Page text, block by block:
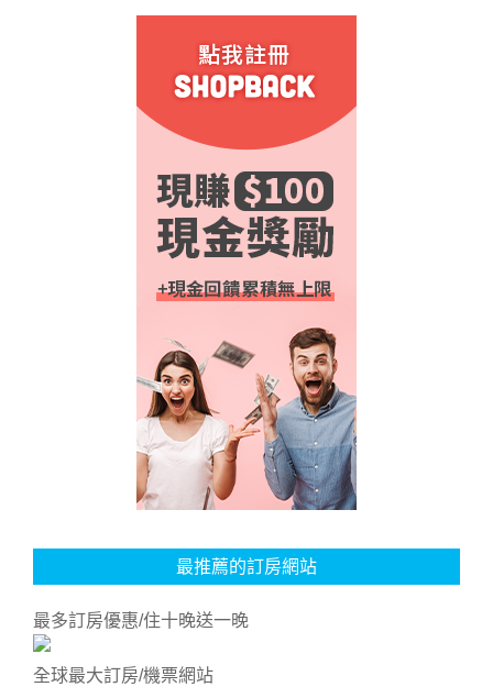
最推薦的訂房網站
最多訂房優惠/住十晚送一晚
全球最大訂房/機票網站